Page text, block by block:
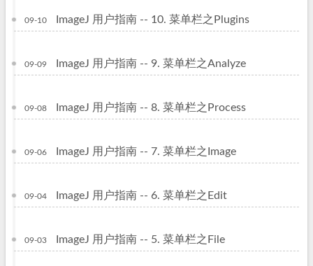
09-10 ImageJ 用户指南 -- 10. 菜单栏之Plugins
09-09 ImageJ 用户指南 -- 9. 菜单栏之Analyze
09-08 ImageJ 用户指南 -- 8. 菜单栏之Process
09-06 ImageJ 用户指南 -- 7. 菜单栏之Image
09-04 ImageJ 用户指南 -- 6. 菜单栏之Edit
09-03 ImageJ 用户指南 -- 5. 菜单栏之File